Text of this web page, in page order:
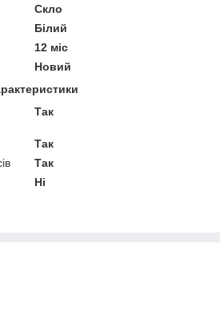
Скло
Білий
12 міс
Новий
Так
Так
Так
Ні